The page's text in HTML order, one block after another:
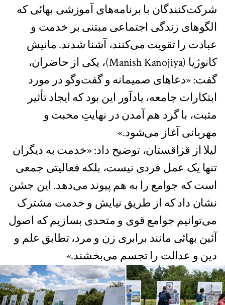
شرکت‌کنندگان با برنامه‌های آموزشی بهائی که
الگوهای زندگی اجتماعی مبتنی بر خدمت و
عبادت را تقویت می‌کنند، آشنا شدند. مانیش
کانوژیا (Manish Kanojiya)، یکی از حاضران،
گفت: «دعاهای صمیمانه و گفت‌وگو در مورد
ابتکارات جامعه، یادآور این بود که ایجاد تأثیر
مثبت، با گرد هم آمدن در نهایتِ محبت و
مهربانی آغاز می‌شود.»
لیلا از قزاقستان، توضیح داد: «خدمت به دیگران
تنها یک عمل فردی نیست، بلکه فعالیتی جمعی
است که جوامع را به هم پیوند می‌دهد. این جشن
نشان داد که از طریق نیایش و خدمت مشترک
می‌توانیم جوامع قوی و متحدی بسازیم که اصول
آئین بهائی مانند برابری زن و مرد، تطابق علم و
دین و عدالت را تجسم می‌بخشند.»